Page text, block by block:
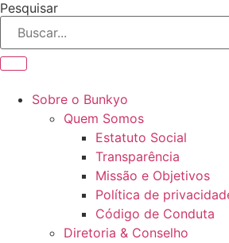
Pesquisar
Sobre o Bunkyo
Quem Somos
Estatuto Social
Transparência
Missão e Objetivos
Política de
Código de Conduta
Diretoria & Conselho